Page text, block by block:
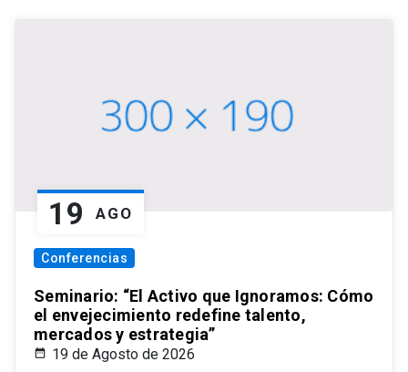
19 AGO
Conferencias
Seminario: “El Activo que Ignoramos: Cómo
el envejecimiento redefine talento,
mercados y estrategia”
19 de Agosto de 2026